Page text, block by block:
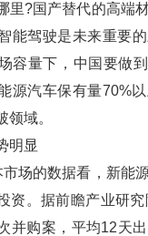
里?国产替代的高端
能驾驶是未来重要
容量下，中国要做
源汽车保有量70%
领域。
明显
场的数据看，新能
资。据前瞻产业研
并购案，平均12天